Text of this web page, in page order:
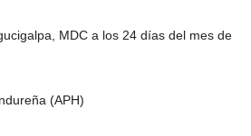
MDC a los 24 días del mes de
(APH)